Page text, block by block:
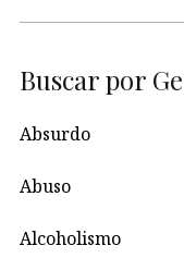
Buscar por
Absurdo
Abuso
Alcoholismo